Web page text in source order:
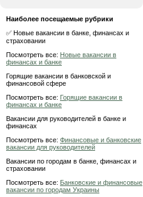
Наиболее посещаемые рубрики
✅ Новые вакансии в банке, финансах и
страховании
Посмотреть все: Новые вакансии в
финансах и банке
Горящие вакансии в банковской и
финансовой сфере
Посмотреть все: Горящие вакансии в
финансах и банке
Вакансии для руководителей в банке и
финансах
Посмотреть все: Финансовые и банковские
вакансии для руководителей
Вакансии по городам в банке, финансах и
страховании
Посмотреть все: Банковские и финансовые
вакансии по городам Украины